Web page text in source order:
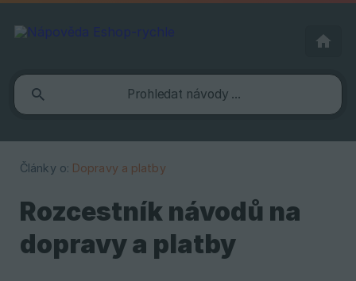
Články o: Dopravy a platby
Rozcestník návodů na
dopravy a platby